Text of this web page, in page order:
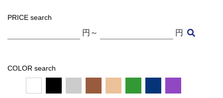
PRICE search
円～ 円
COLOR search